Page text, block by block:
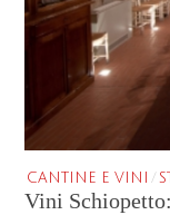
CANTINE E VINI /
Vini